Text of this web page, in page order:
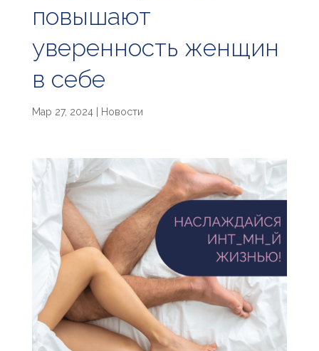
повышают
уверенность женщин
в себе
Мар 27, 2024| Новости